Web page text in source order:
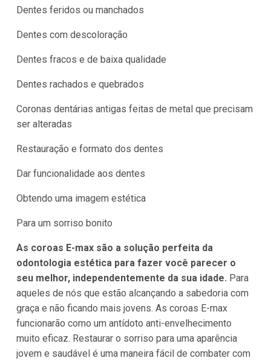
Dentes feridos ou manchados
Dentes com descoloração
Dentes fracos e de baixa qualidade
Dentes rachados e quebrados
Coronas dentárias antigas feitas de metal que precisam
ser alteradas
Restauração e formato dos dentes
Dar funcionalidade aos dentes
Obtendo uma imagem estética
Para um sorriso bonito
As coroas E-max são a solução perfeita da
odontologia estética para fazer você parecer o
seu melhor, independentemente da sua idade. Para
aqueles de nós que estão alcançando a sabedoria com
graça e não ficando mais jovens. As coroas E-max
funcionarão como um antídoto anti-envelhecimento
muito eficaz. Restaurar o sorriso para uma aparência
jovem e saudável é uma maneira fácil de combater com